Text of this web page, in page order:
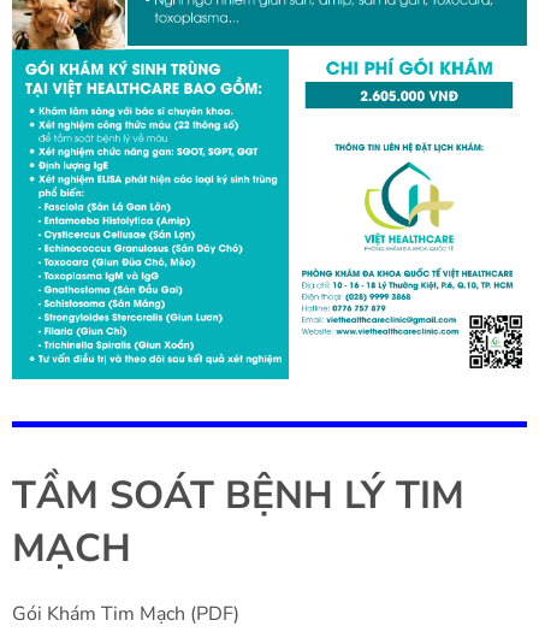
TẦM SOÁT BỆNH LÝ TIM
MẠCH
Gói Khám Tim Mạch (PDF)